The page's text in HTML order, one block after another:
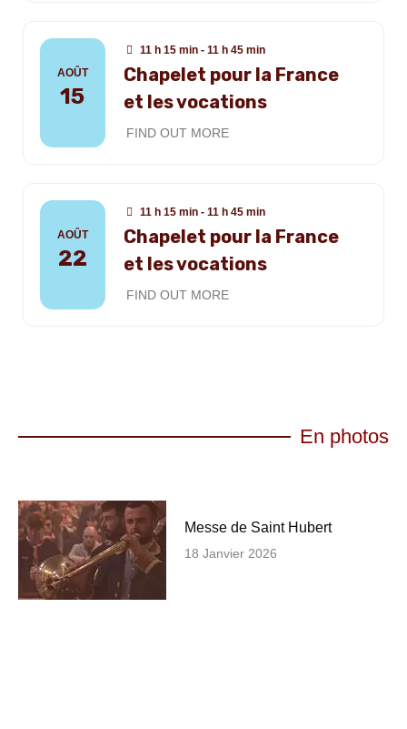
AOÛT
15
11 h 15 min - 11 h 45 min
Chapelet pour la France
et les vocations
FIND OUT MORE
AOÛT
22
11 h 15 min - 11 h 45 min
Chapelet pour la France
et les vocations
FIND OUT MORE
En photos
Messe de Saint Hubert
18 Janvier 2026